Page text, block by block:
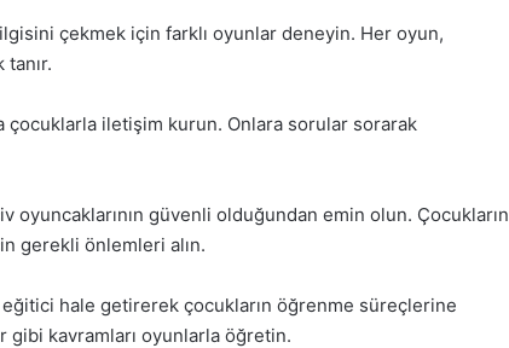
çekmek için farklı oyunlar deneyin. Her oyun,
çocuklarla iletişim kurun. Onlara sorular sorarak
oyuncaklarının güvenli olduğundan emin olun. Çocukların
gerekli önlemleri alın.
hale getirerek çocukların öğrenme süreçlerine
gibi kavramları oyunlarla öğretin.